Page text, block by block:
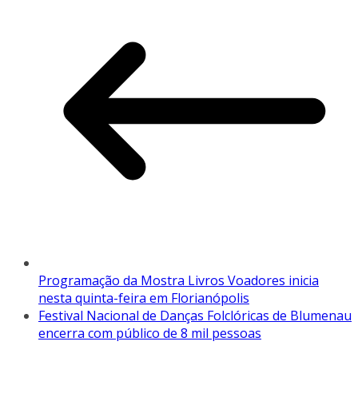
Programação da Mostra Livros Voadores inicia
nesta quinta-feira em Florianópolis
Festival Nacional de Danças Folclóricas de Blumenau
encerra com público de 8 mil pessoas